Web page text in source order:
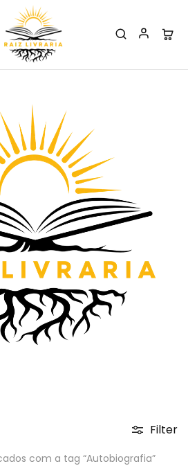
com a tag “Autobiografia”
Filter